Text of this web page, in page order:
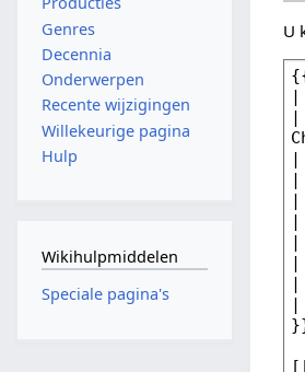
U
Genres
Decennia
Onderwerpen
Recente wijzigingen
Willekeurige pagina
Hulp
Wikihulpmiddelen
Speciale pagina's